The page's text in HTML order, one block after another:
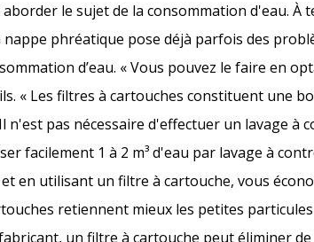
le sujet de la consommation d'eau. À
nappe phréatique pose déjà parfois des
d’eau. « Vous pouvez le faire en
« Les filtres à cartouches constituent une
n'est pas nécessaire d'effectuer un lavage
facilement 1 à 2 m³ d'eau par lavage à
en utilisant un filtre à cartouche, vous
retiennent mieux les petites
un filtre à cartouche peut éliminer